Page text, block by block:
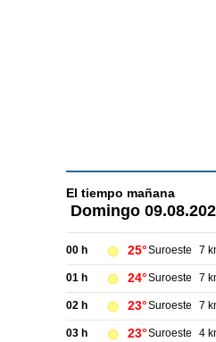
El tiempo mañana
Domingo
00 h 25°Suroeste 7
01 h 24°Suroeste 7
02 h 23°Suroeste 7
03 h 23°Suroeste 4